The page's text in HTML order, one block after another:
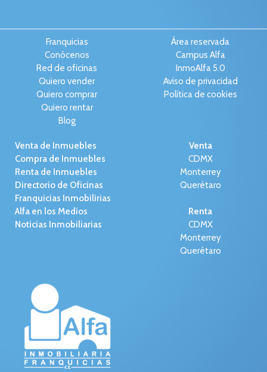
Franquicias
Conócenos
Red de oficinas
Quiero vender
Quiero comprar
Quiero rentar
Blog
Área reservada
Campus Alfa
InmoAlfa 5.0
Aviso de privacidad
Política de cookies
Venta de Inmuebles
Compra de Inmuebles
Renta de Inmuebles
Directorio de Oficinas
Franquicias Inmobilirias
Alfa en los Medios
Noticias Inmobiliarias
Venta
CDMX
Monterrey
Querétaro
Renta
CDMX
Monterrey
Querétaro